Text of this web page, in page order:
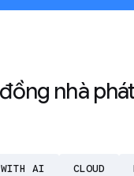
nhà
AI CLOUD